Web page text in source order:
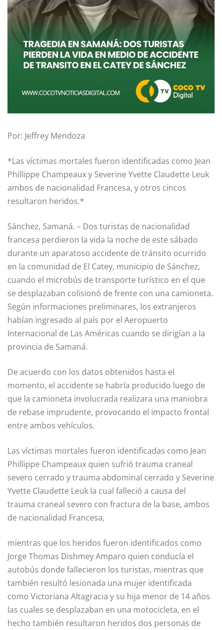
Por: Jeffrey Mendoza
*Las víctimas mortales fueron identificadas como Jean
Phillippe Champeaux y Severine Yvette Claudette Leuk
ambos de nacionalidad Francesa, y otros cincos
resultaron heridos.*
Sánchez, Samaná. – Dos turistas de nacionalidad
francesa perdieron la vida la noche de este sábado
durante un aparatoso accidente de tránsito ocurrido
en la comunidad de El Catey, municipio de Sánchez,
cuando el microbús de transporte turístico en el que
se desplazaban colisionó de frente con una camioneta.
Según informaciones preliminares, los extranjeros
habían ingresado al país por el Aeropuerto
Internacional de Las Américas cuando se dirigían a la
provincia de Samaná.
De acuerdo con los datos obtenidos hasta el
momento, el accidente se habría producido luego de
que la camioneta involucrada realizara una maniobra
de rebase imprudente, provocando el impacto frontal
entre ambos vehículos.
Las víctimas mortales fueron identificadas como Jean
Phillippe Champeaux quien sufrió trauma craneal
severo cerrado y trauma abdominal cerrado y Severine
Yvette Claudette Leuk la cual falleció a causa del
trauma craneal severo con fractura de la base, ambos
de nacionalidad Francesa,
mientras que los heridos fueron identificados como
Jorge Thomas Dishmey Amparo quien conducía el
autobús donde fallecieron los turistas, mientras que
también resultó lesionada una mujer identificada
como Victoriana Altagracia y su hija menor de 14 años
las cuales se desplazaban en una motocicleta, en el
hecho también resultaron heridos dos personas de